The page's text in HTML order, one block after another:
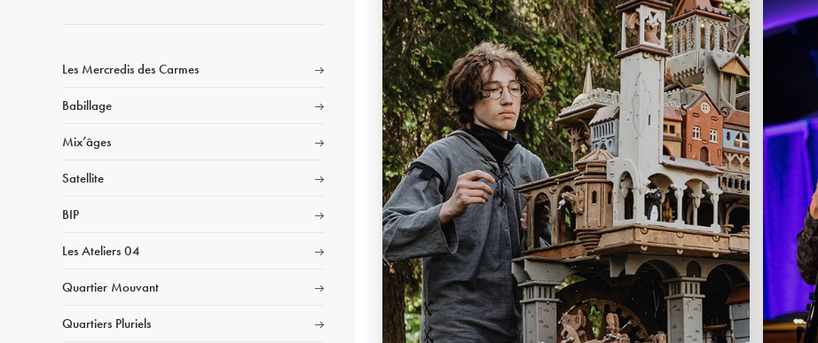
Les Mercredis des Carmes
Babillage
Mix’âges
Satellite
BIP
Les Ateliers 04
Quartier Mouvant
Quartiers Pluriels